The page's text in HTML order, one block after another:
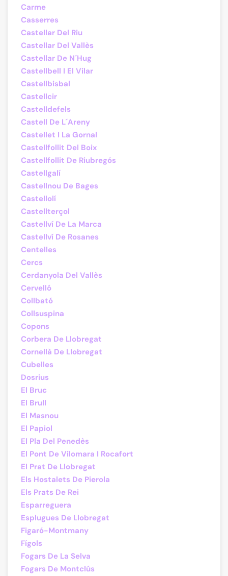
Carme
Casserres
Castellar Del Riu
Castellar Del Vallès
Castellar De N´Hug
Castellbell I El Vilar
Castellbisbal
Castellcir
Castelldefels
Castell De L´Areny
Castellet I La Gornal
Castellfollit Del Boix
Castellfollit De Riubregós
Castellgalí
Castellnou De Bages
Castellolí
Castellterçol
Castellví De La Marca
Castellví De Rosanes
Centelles
Cercs
Cerdanyola Del Vallès
Cervelló
Collbató
Collsuspina
Copons
Corbera De Llobregat
Cornellà De Llobregat
Cubelles
Dosrius
El Bruc
El Brull
El Masnou
El Papiol
El Pla Del Penedès
El Pont De Vilomara I Rocafort
El Prat De Llobregat
Els Hostalets De Pierola
Els Prats De Rei
Esparreguera
Esplugues De Llobregat
Figaró-Montmany
Fígols
Fogars De La Selva
Fogars De Montclús